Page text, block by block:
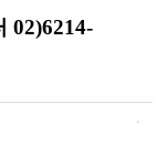
02)6214-